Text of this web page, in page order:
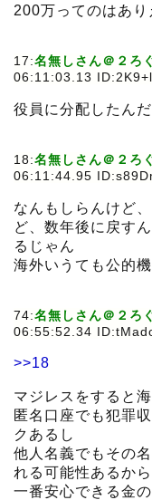
200万ってのはあり
17:名無しさん＠２ろ
06:11:03.13
役員に分配したん
18:名無しさん＠２ろ
06:11:44.95
なんもしらんけど
ど、数年後に戻す
るじゃん
海外いうても公的
74:名無しさん＠２ろ
06:55:52.34
>>18
マジレスをすると
匿名口座でも犯罪
クあるし
他人名義でもその
れる可能性あるから
一番安心できる金